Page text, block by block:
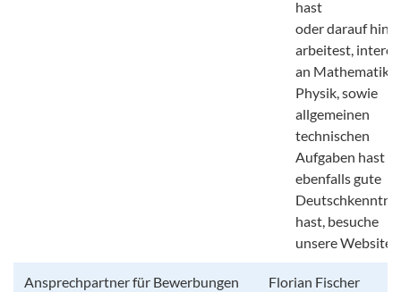
hast
oder darauf hin
arbeitest,
an Mathematik
Physik, sowie
allgemeinen
technischen
Aufgaben hast
ebenfalls gute
hast, besuche
unsere Website.
Ansprechpartner für Bewerbungen Florian Fischer